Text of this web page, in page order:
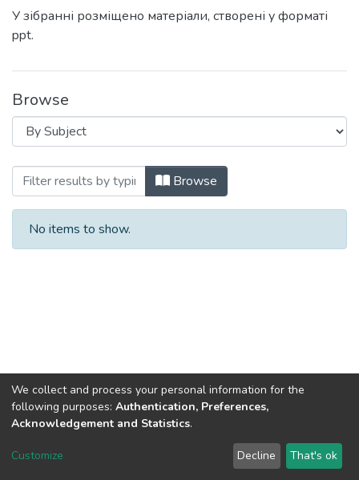
У зібранні розміщено матеріали, створені у форматі
ppt.
Browse
Browsing Презентації (ФМТО) by
Browse
No items to show.
DSpace software copyright © 2002-2026 LYRASIS
Send Feedback
We collect and process your personal information for the
following purposes: Authentication, Preferences,
Acknowledgement and Statistics.
Customize Decline That's ok